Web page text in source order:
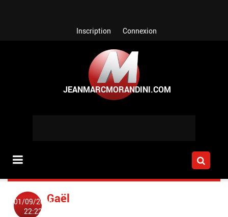
Inscription Connexion
01/09/2006
22:22
Gaël